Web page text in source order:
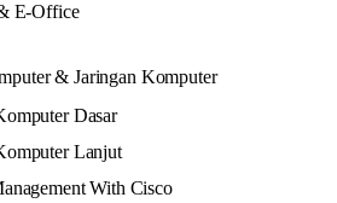
E-Office
& Jaringan Komputer
Dasar
Lanjut
With Cisco